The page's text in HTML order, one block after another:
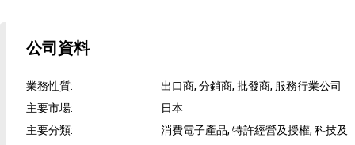
公司資料
業務性質:
出口商, 分銷商, 批發商, 服務行業公司
主要市場:
日本
主要分類:
消費電子產品, 特許經營及授權, 科技及